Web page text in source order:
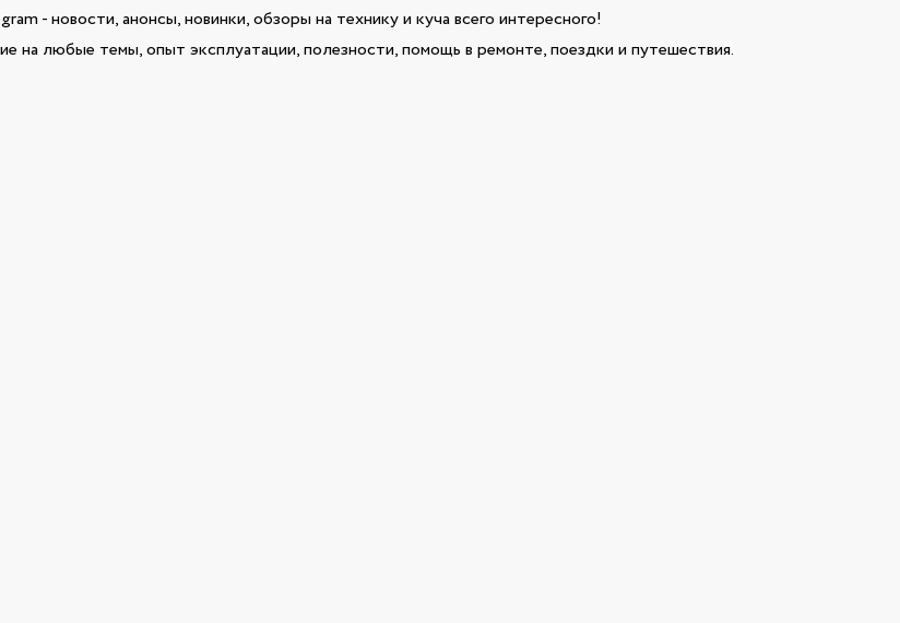
- новости, анонсы, новинки, обзоры на технику и куча всего интересного!
на любые темы, опыт эксплуатации, полезности, помощь в ремонте, поездки и путешествия.